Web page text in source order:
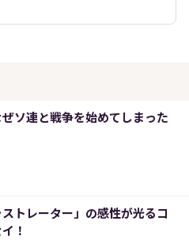
ソ連と戦争を始めてしまった
ストレーター」の感性が光るコ
！